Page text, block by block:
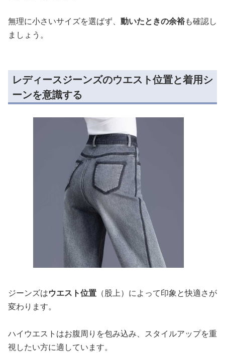
無理に小さいサイズを選ばず、 動いたときの余裕も確認し
ましょう。
レディースジーンズのウエスト位置と着用シ
ーンを意識する
ジーンズはウエスト位置 （股上）によって印象と快適さが
変わります。
ハイウエストはお腹周りを包み込み、スタイルアップを重
視したい方に適しています。